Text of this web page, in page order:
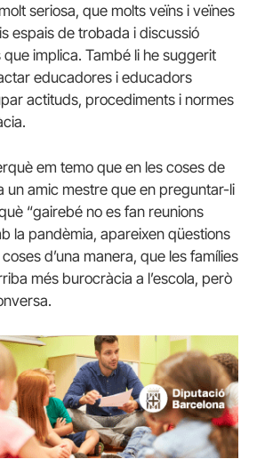
seriosa, que molts veïns i veïnes
espais de trobada i discussió
implica. També li he suggerit
educadores i educadors
actituds, procediments i normes
em temo que en les coses de
un amic mestre que en preguntar-li
“gairebé no es fan reunions
la pandèmia, apareixen qüestions
d’una manera, que les famílies
més burocràcia a l’escola, però